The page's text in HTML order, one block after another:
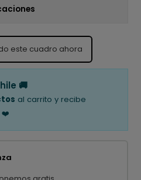
este cuadro ahora
🚚
al carrito y recibe
❤️